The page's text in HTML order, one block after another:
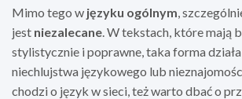
Mimo tego w języku ogólnym,
jest niezalecane. W tekstach, które mają
stylistycznie i poprawne, taka forma działa
niechlujstwa językowego lub
chodzi o język w sieci, też warto dbać o